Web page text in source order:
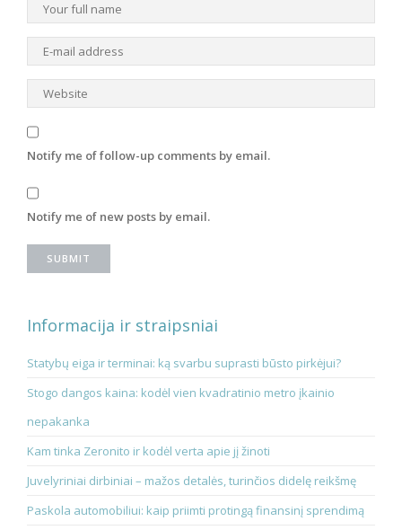
Notify me of follow-up comments by email.
Notify me of new posts by email.
Informacija ir straipsniai
Statybų eiga ir terminai: ką svarbu suprasti būsto pirkėjui?
Stogo dangos kaina: kodėl vien kvadratinio metro įkainio
nepakanka
Kam tinka Zeronito ir kodėl verta apie jį žinoti
Juvelyriniai dirbiniai – mažos detalės, turinčios didelę reikšmę
Paskola automobiliui: kaip priimti protingą finansinį sprendimą